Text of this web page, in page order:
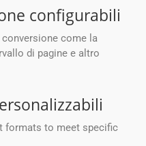
configurabili
come la
di pagine e altro
formats to meet specific